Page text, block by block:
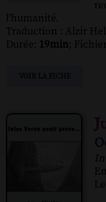
l'humanité.
Traduction : Alzir
Durée: 19min;